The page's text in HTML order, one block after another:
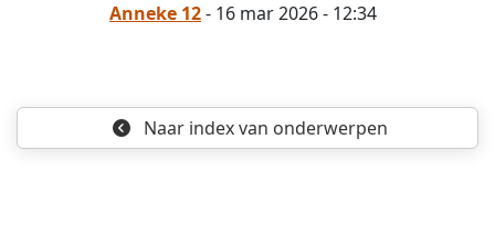
Anneke 12- 16 mar 2026 - 12:34
Naar indexvan onderwerpen